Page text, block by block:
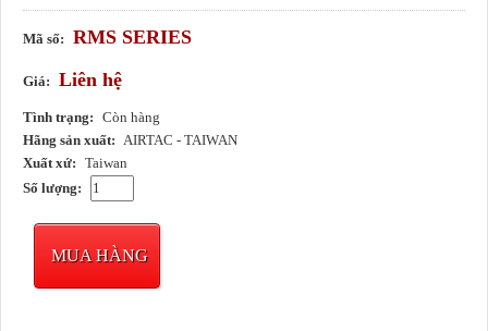
Mã số: RMS SERIES
Giá: Liên hệ
Tình trạng:
Còn hàng
Hãng sản xuất: AIRTAC - TAIWAN
Xuất xứ:
Taiwan
Số lượng:
MUA HÀNG